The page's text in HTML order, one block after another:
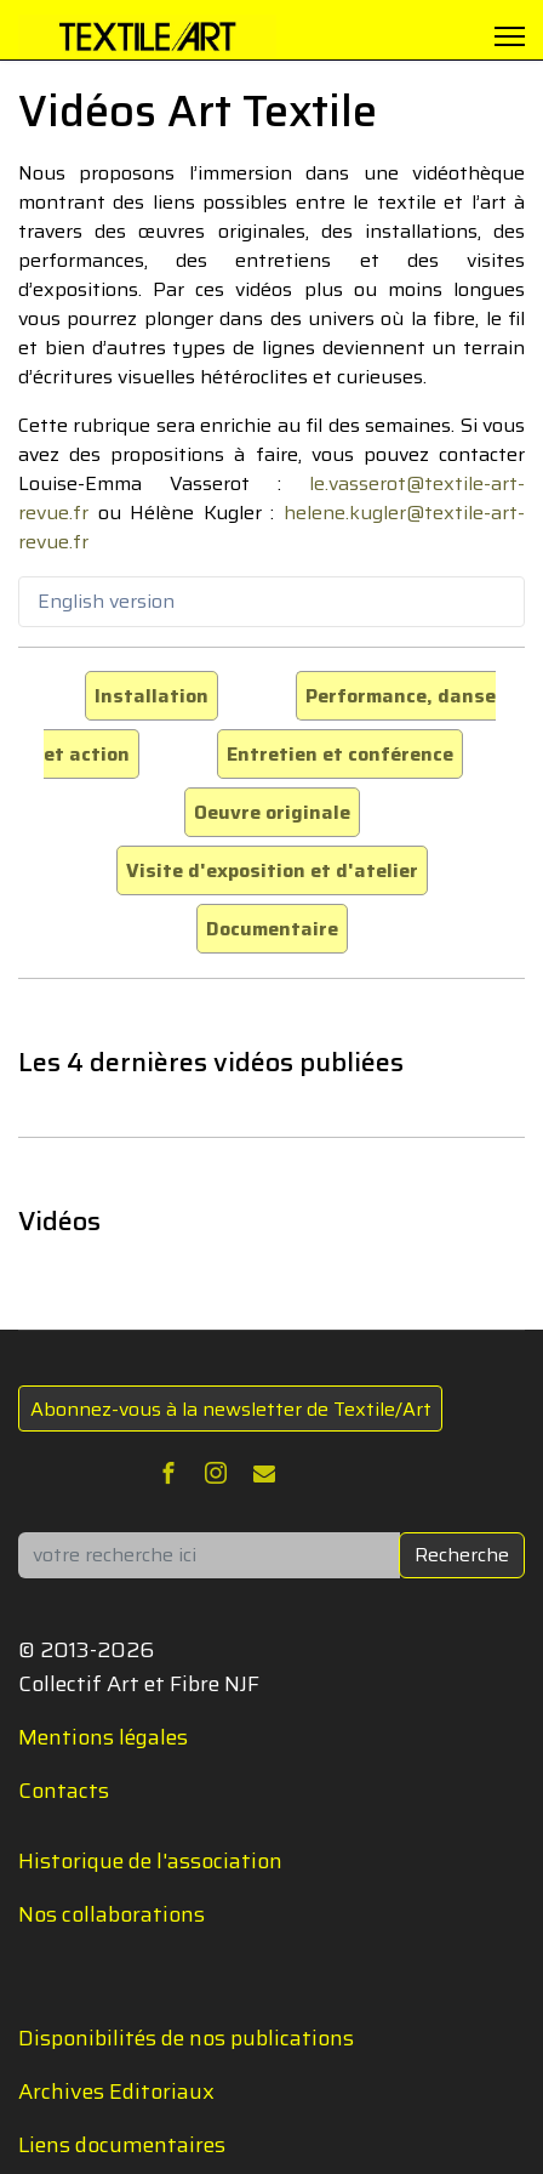
Vidéos Art Textile
Nous proposons l’immersion dans une vidéothèque
montrant des liens possibles entre le textile et l’art à
travers des œuvres originales, des installations, des
performances, des entretiens et des visites
d’expositions. Par ces vidéos plus ou moins longues
vous pourrez plonger dans des univers où la fibre, le fil
et bien d’autres types de lignes deviennent un terrain
d’écritures visuelles hétéroclites et curieuses.
Cette rubrique sera enrichie au fil des semaines. Si vous
avez des propositions à faire, vous pouvez contacter
Louise-Emma Vasserot : le.vasserot@textile-art-
revue.fr ou Hélène Kugler : helene.kugler@textile-art-
revue.fr
English version
Installation
Performance, danse
et action
Entretien et conférence
Oeuvre originale
Visite d'exposition et d'atelier
Documentaire
Les 4 dernières vidéos publiées
Vidéos
Abonnez-vous à la newsletter de Textile/Art
Rechercher Recherche
© 2013-2026
Collectif Art et Fibre NJF
Mentions légales
Contacts
Historique de l'association
Nos collaborations
Disponibilités de nos publications
Archives Editoriaux
Liens documentaires